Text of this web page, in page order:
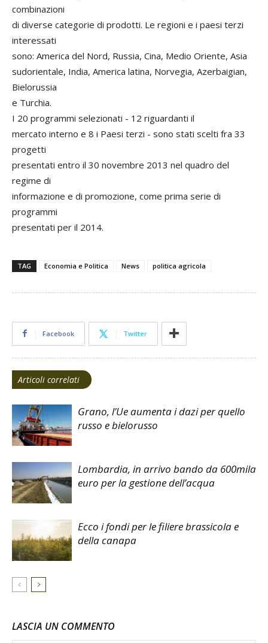
combinazioni
di diverse categorie di prodotti. Le regioni e i paesi terzi
interessati
sono: America del Nord, Russia, Cina, Medio Oriente, Asia
sudorientale, India, America latina, Norvegia, Azerbaigian,
Bielorussia
e Turchia.
I 20 programmi selezionati - 12 riguardanti il
mercato interno e 8 i Paesi terzi - sono stati scelti fra 33
progetti
presentati entro il 30 novembre 2013 nel quadro del
regime di
informazione e di promozione, come prima serie di
programmi
presentati per il 2014.
TAG Economia e Politica News politica agricola
Facebook Twitter
Articoli correlati
Grano, l’Ue aumenta i dazi per quello
russo e bielorusso
Lombardia, in arrivo bando da 600mila
euro per la gestione dell’acqua
Ecco i fondi per le filiere brassicola e
della canapa
LASCIA UN COMMENTO